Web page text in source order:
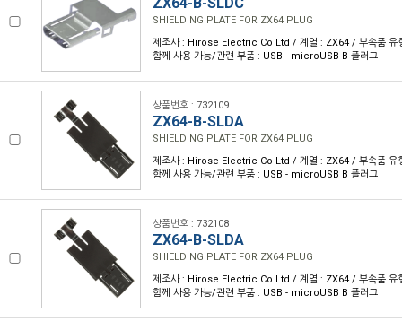
SHIELDING PLATE FOR ZX64 PLUG
제조사 : Hirose Electric Co Ltd / 계열 : ZX64 / 부속품 유
함께 사용 가능/관련 부품 : USB - microUSB B 플러그
상품번호 : 732109
ZX64-B-SLDA
SHIELDING PLATE FOR ZX64 PLUG
제조사 : Hirose Electric Co Ltd / 계열 : ZX64 / 부속품 유
함께 사용 가능/관련 부품 : USB - microUSB B 플러그
상품번호 : 732108
ZX64-B-SLDA
SHIELDING PLATE FOR ZX64 PLUG
제조사 : Hirose Electric Co Ltd / 계열 : ZX64 / 부속품 유
함께 사용 가능/관련 부품 : USB - microUSB B 플러그